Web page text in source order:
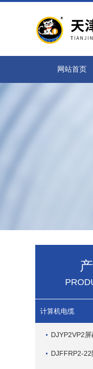
网站首页
计算机电缆
DJYP2VP2
DJFFRP2-